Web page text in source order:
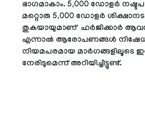
ഭാഗമാകാം. 5,000 ഡോളർ
മറ്റൊരു 5,000 ഡോളർ
തുകയായുമാണ് ഹർജിക്കാർ
എന്നാൽ ആരോപണങ്ങൾ
നിയമപരമായ മാർഗങ്ങളിലൂടെ
നേരിടുമെന്ന് അറിയിച്ചിട്ടുണ്ട്.